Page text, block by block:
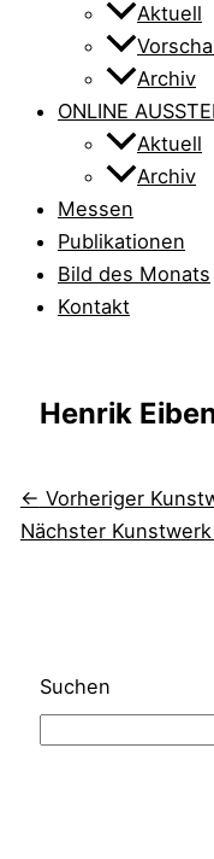
Aktuell
Archiv
ONLINE
Aktuell
Archiv
Messen
Publikationen
Bild des Monats
Kontakt
Henrik
← Vorheriger
Nächster Kunstwerk
Suchen